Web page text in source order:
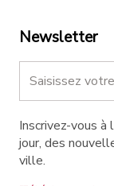
Newsletter
Inscrivez-vous
jour, des
ville.